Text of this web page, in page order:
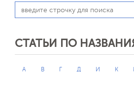
СТАТЬИ ПО
А В Г Д И К